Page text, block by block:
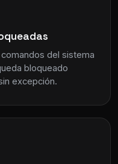
del sistema
bloqueado
excepción.